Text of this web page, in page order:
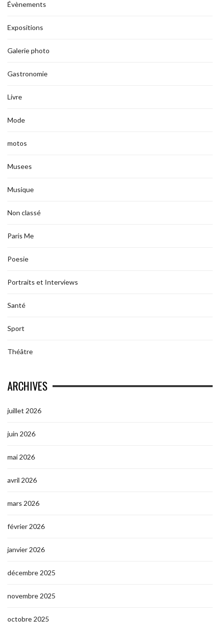
Évènements
Expositions
Galerie photo
Gastronomie
Livre
Mode
motos
Musees
Musique
Non classé
Paris Me
Poesie
Portraits et Interviews
Santé
Sport
Théâtre
ARCHIVES
juillet 2026
juin 2026
mai 2026
avril 2026
mars 2026
février 2026
janvier 2026
décembre 2025
novembre 2025
octobre 2025